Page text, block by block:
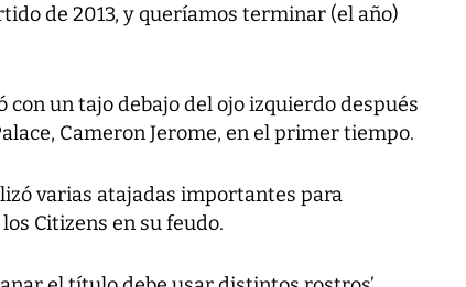
de 2013, y queríamos terminar (el año)
con un tajo debajo del ojo izquierdo después
Cameron Jerome, en el primer tiempo.
varias atajadas importantes para
Citizens en su feudo.